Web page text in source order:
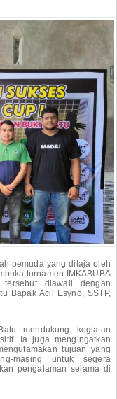
pemuda yang ditaja oleh
turnamen IMKABUBA
diawali dengan
Bapak Acil Esyno, SSTP,
mendukung kegiatan
Ia juga mengingatkan
tujuan yang
masing untuk segera
pengalaman selama di